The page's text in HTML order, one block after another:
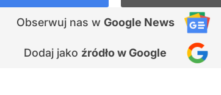
Obserwuj nas w Google News
Dodaj jako źródło w Google